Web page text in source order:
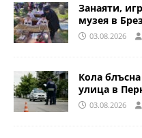
Занаяти,
музея в
03.08.2026
Кола
улица в
03.08.2026